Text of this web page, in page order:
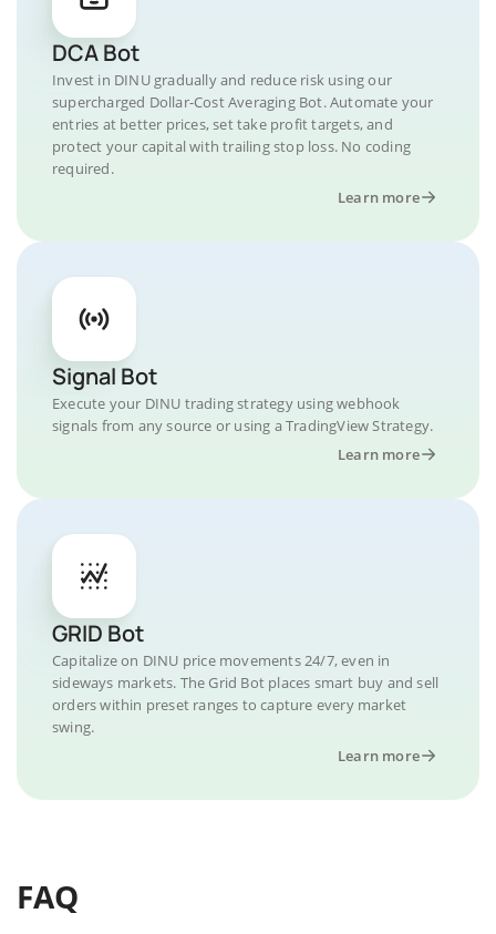
DCA Bot
Invest in DINU gradually and reduce risk using our
supercharged Dollar-Cost Averaging Bot. Automate your
entries at better prices, set take profit targets, and
protect your capital with trailing stop loss. No coding
required.
Learn more
Signal Bot
Execute your DINU trading strategy using webhook
signals from any source or using a TradingView Strategy.
Learn more
GRID Bot
Capitalize on DINU price movements 24/7, even in
sideways markets. The Grid Bot places smart buy and sell
orders within preset ranges to capture every market
swing.
Learn more
FAQ